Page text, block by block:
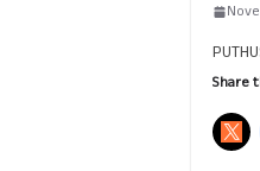
Share